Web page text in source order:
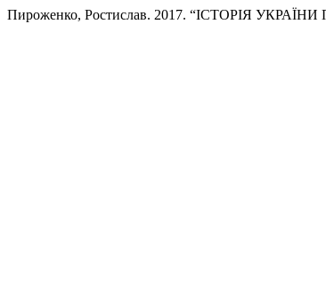
Пироженко, Ростислав. 2017. “ІСТОРІЯ